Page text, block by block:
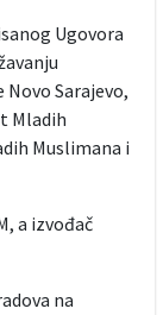
Ugovora
Sarajevo,
Mladih
Muslimana i
a izvođač
na